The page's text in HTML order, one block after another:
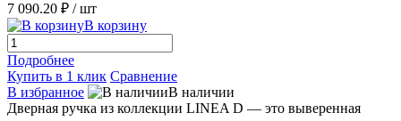
7 090.20 ₽ / шт
В корзину
Подробнее
Купить в 1 клик Сравнение
В избранное
В наличии
Дверная ручка из коллекции LINEA D — это выверенная